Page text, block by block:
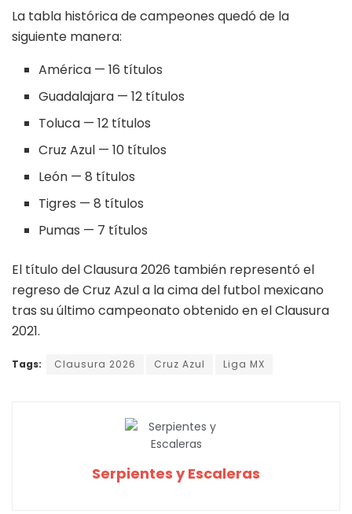
La tabla histórica de campeones quedó de la
siguiente manera:
América — 16 títulos
Guadalajara — 12 títulos
Toluca — 12 títulos
Cruz Azul — 10 títulos
León — 8 títulos
Tigres — 8 títulos
Pumas — 7 títulos
El título del Clausura 2026 también representó el
regreso de Cruz Azul a la cima del futbol mexicano
tras su último campeonato obtenido en el Clausura
2021.
Tags: Clausura 2026 Cruz Azul Liga MX
Serpientes y Escaleras